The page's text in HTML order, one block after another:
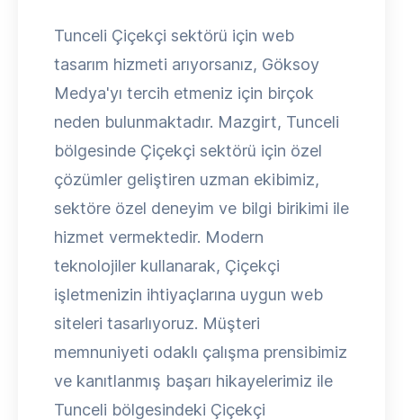
Tunceli Çiçekçi sektörü için web
tasarım hizmeti arıyorsanız, Göksoy
Medya'yı tercih etmeniz için birçok
neden bulunmaktadır. Mazgirt, Tunceli
bölgesinde Çiçekçi sektörü için özel
çözümler geliştiren uzman ekibimiz,
sektöre özel deneyim ve bilgi birikimi ile
hizmet vermektedir. Modern
teknolojiler kullanarak, Çiçekçi
işletmenizin ihtiyaçlarına uygun web
siteleri tasarlıyoruz. Müşteri
memnuniyeti odaklı çalışma prensibimiz
ve kanıtlanmış başarı hikayelerimiz ile
Tunceli bölgesindeki Çiçekçi